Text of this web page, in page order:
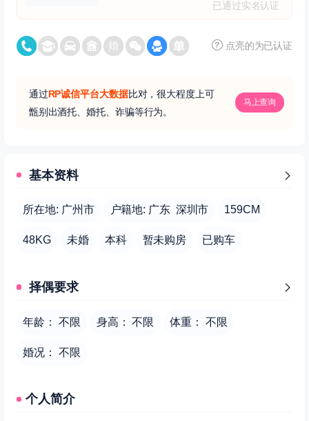
已通过实名认证
点亮的为已认证
通过RP诚信平台大数据比对，很大程度上可
甑别出酒托、婚托、诈骗等行为。
马上查询
基本资料
所在地: 广州市 户籍地: 广东 深圳市 159CM
48KG 未婚 本科 暂未购房 已购车
择偶要求
年龄： 不限 身高： 不限 体重： 不限
婚况： 不限
个人简介